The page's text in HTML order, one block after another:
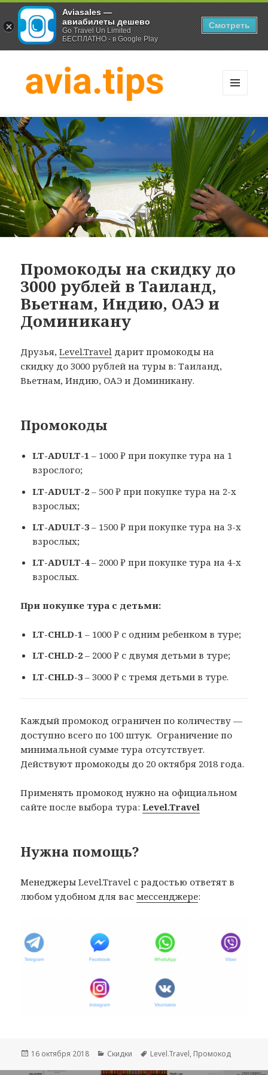
Хитрости экономных
путешественников
ВИДЖЕТЫ
Промокоды на скидку до
3000 рублей в Таиланд,
Вьетнам, Индию, ОАЭ и
Доминикану
Друзья,Level.Travel дарит промокоды на
скидку до 3000 рублей на туры в: Таиланд,
Вьетнам, Индию, ОАЭ и Доминикану.
Промокоды
LT-ADULT-1 – 1000 ₽ при покупке тура на 1
взрослого;
LT-ADULT-2 – 500 ₽ при покупке тура на 2-х
взрослых;
LT-ADULT-3 – 1500 ₽ при покупке тура на 3-х
взрослых;
LT-ADULT-4– 2000 ₽ при покупке тура на 4-х
взрослых.
При покупке тура с детьми:
LT-CHLD-1 – 1000 ₽ с одним ребенком в туре;
LT-CHLD-2 – 2000 ₽ с двумя детьми в туре;
LT-CHLD-3 – 3000 ₽ с тремя детьми в туре.
Каждый промокод ограничен по количеству —
доступно всего по 100 штук. Ограничение по
минимальной сумме тура отсутствует.
Действуют промокоды до 20 октября 2018 года.
Применять промокод нужно на официальном
сайте после выбора тура:Level.Travel
Нужна помощь?
Менеджеры Level.Travel с радостью ответят в
любом удобном для васмессенджере:
Опубликовано
16 октября 2018 Рубрики
Скидки Метки
Level.Travel, Промокод
Aviasales —
авиабилеты дешево
Go Travel Un Limited
БЕСПЛАТНО - в Google Play
Смотреть